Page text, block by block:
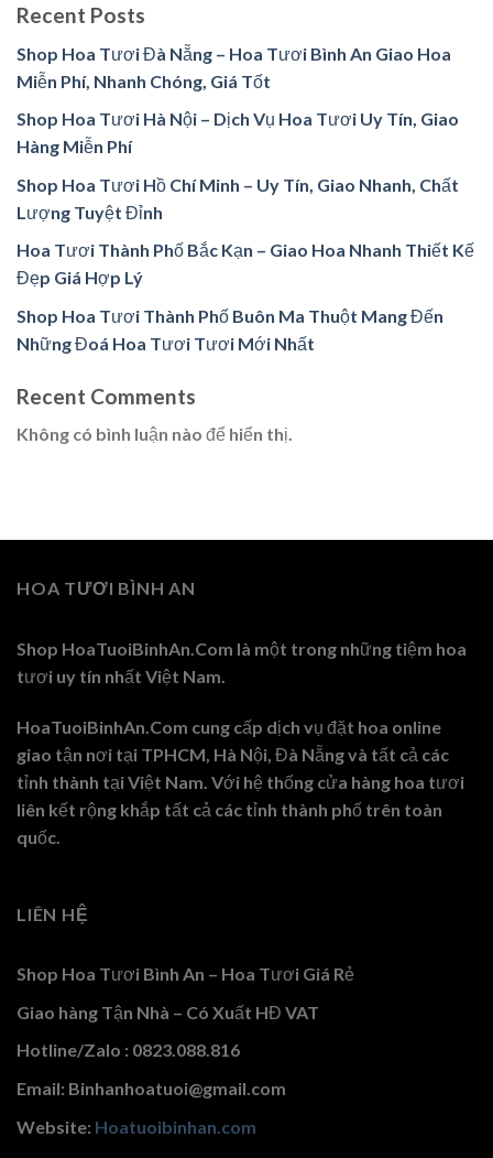
Recent Posts
Shop Hoa Tươi Đà Nẵng – Hoa Tươi Bình An Giao Hoa
Miễn Phí, Nhanh Chóng, Giá Tốt
Shop Hoa Tươi Hà Nội – Dịch Vụ Hoa Tươi Uy Tín, Giao
Hàng Miễn Phí
Shop Hoa Tươi Hồ Chí Minh – Uy Tín, Giao Nhanh, Chất
Lượng Tuyệt Đỉnh
Hoa Tươi Thành Phố Bắc Kạn – Giao Hoa Nhanh Thiết Kế
Đẹp Giá Hợp Lý
Shop Hoa Tươi Thành Phố Buôn Ma Thuột Mang Đến
Những Đoá Hoa Tươi Tươi Mới Nhất
Recent Comments
Không có bình luận nào để hiển thị.
HOA TƯƠI BÌNH AN
Shop HoaTuoiBinhAn.Com là một trong những tiệm hoa
tươi uy tín nhất Việt Nam.
HoaTuoiBinhAn.Com cung cấp dịch vụ đặt hoa online
giao tận nơi tại TPHCM, Hà Nội, Đà Nẵng và tất cả các
tỉnh thành tại Việt Nam. Với hệ thống cửa hàng hoa tươi
liên kết rộng khắp tất cả các tỉnh thành phố trên toàn
quốc.
LIÊN HỆ
Shop Hoa Tươi Bình An – Hoa Tươi Giá Rẻ
Giao hàng Tận Nhà – Có Xuất HĐ VAT
Hotline/Zalo : 0823.088.816
Email: Binhanhoatuoi@gmail.com
Website: Hoatuoibinhan.com